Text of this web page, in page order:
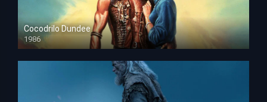
Cocodrilo Dundee
1986
HD 1080p